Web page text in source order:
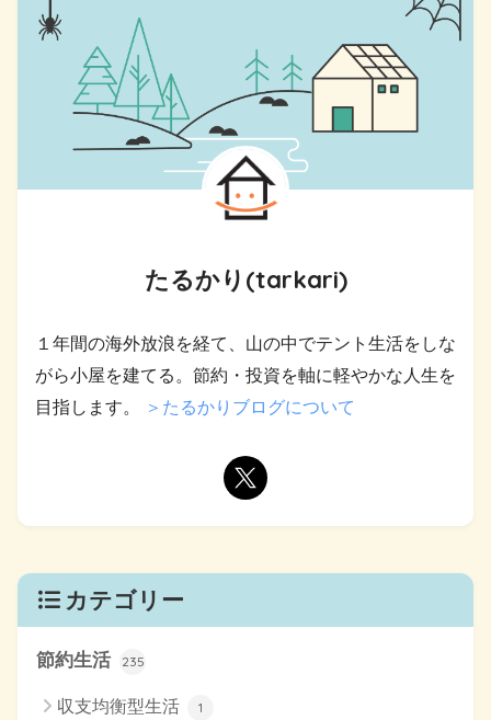
たるかり(tarkari)
１年間の海外放浪を経て、山の中でテント生活をしな
がら小屋を建てる。節約・投資を軸に軽やかな人生を
目指します。
＞たるかりブログについて
カテゴリー
節約生活 235
収支均衡型生活 1